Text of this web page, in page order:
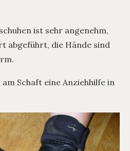
ist sehr angenehm,
abgeführt, die Hände sind
Schaft eine Anziehhilfe in